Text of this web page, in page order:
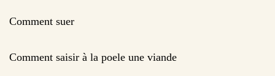
Comment suer
Comment saisir à la poele une viande